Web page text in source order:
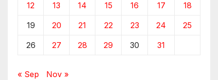
12 13 14 15 16 17 18
19 20 21 22 23 24 25
26 27 28 29 30 31
« Sep Nov »